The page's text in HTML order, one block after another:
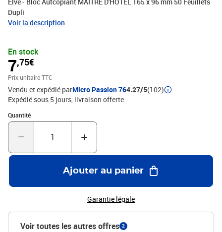
Dupli
Voir la description
En stock
7,75€
Prix unitaire TTC
Vendu et expédié parMicro Passion 764.27/5(102)
Expédié sous 5 jours livraison offerte
Quantité
Quantité : 1
Ajouter au panier
Garantie légale
Voir toutes les autres offres 2